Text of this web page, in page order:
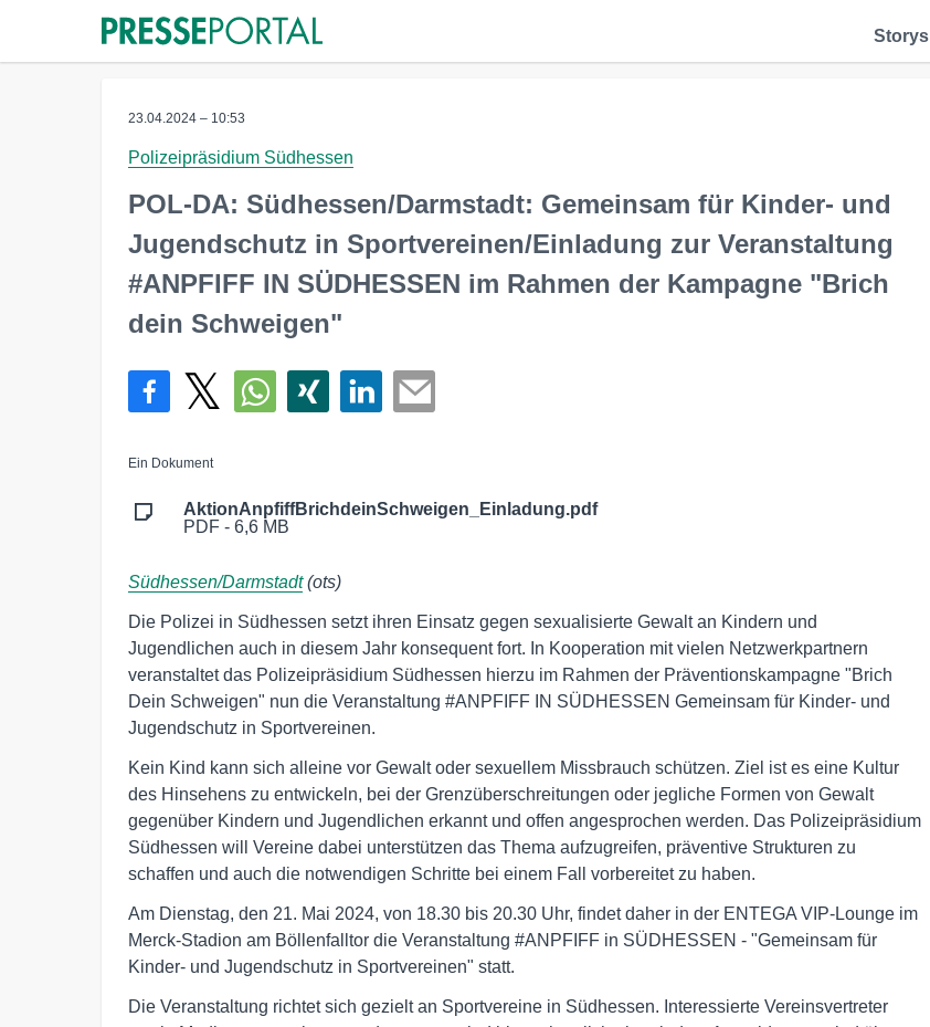
Storys
23.04.2024 – 10:53
Polizeipräsidium Südhessen
POL-DA: Südhessen/Darmstadt: Gemeinsam für Kinder- und
Jugendschutz in Sportvereinen/Einladung zur Veranstaltung
#ANPFIFF IN SÜDHESSEN im Rahmen der Kampagne "Brich
dein Schweigen"
Ein Dokument
AktionAnpfiffBrichdeinSchweigen_Einladung.pdf
PDF - 6,6 MB
Südhessen/Darmstadt(ots)
Die Polizei in Südhessen setzt ihren Einsatz gegen sexualisierte Gewalt an Kindern und
Jugendlichen auch in diesem Jahr konsequent fort. In Kooperation mit vielen Netzwerkpartnern
veranstaltet das Polizeipräsidium Südhessen hierzu im Rahmen der Präventionskampagne "Brich
Dein Schweigen" nun die Veranstaltung #ANPFIFF IN SÜDHESSEN Gemeinsam für Kinder- und
Jugendschutz in Sportvereinen.
Kein Kind kann sich alleine vor Gewalt oder sexuellem Missbrauch schützen. Ziel ist es eine Kultur
des Hinsehens zu entwickeln, bei der Grenzüberschreitungen oder jegliche Formen von Gewalt
gegenüber Kindern und Jugendlichen erkannt und offen angesprochen werden. Das Polizeipräsidium
Südhessen will Vereine dabei unterstützen das Thema aufzugreifen, präventive Strukturen zu
schaffen und auch die notwendigen Schritte bei einem Fall vorbereitet zu haben.
Am Dienstag, den 21. Mai 2024, von 18.30 bis 20.30 Uhr, findet daher in der ENTEGA VIP-Lounge im
Merck-Stadion am Böllenfalltor die Veranstaltung #ANPFIFF in SÜDHESSEN - "Gemeinsam für
Kinder- und Jugendschutz in Sportvereinen" statt.
Die Veranstaltung richtet sich gezielt an Sportvereine in Südhessen. Interessierte Vereinsvertreter